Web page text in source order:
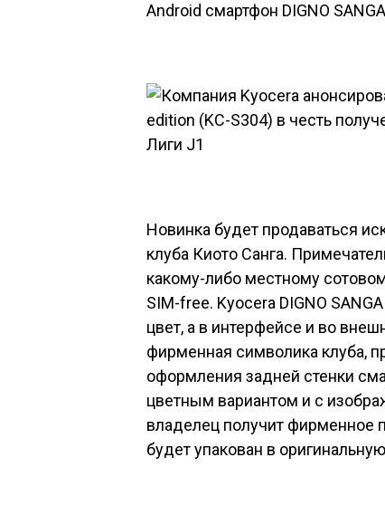
Android смартфон DIGNO
Новинка будет продаваться
клуба Киото Санга.
какому-либо местному
SIM-free. Kyocera DIGNO
цвет, а в интерфейсе и во
фирменная символика клуба,
оформления задней стенки
цветным вариантом и с
владелец получит фирменное
будет упакован в